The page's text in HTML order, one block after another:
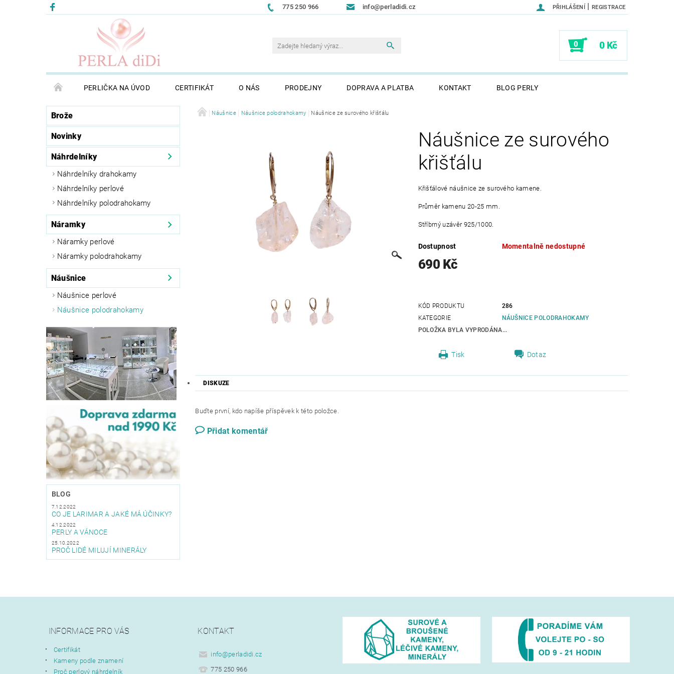
775 250 966 info@perladidi.cz PŘIHLÁŠENÍ | REGISTRACE
0 0 Kč
PERLIČKA NA ÚVOD CERTIFIKÁT O NÁS PRODEJNY DOPRAVA A PLATBA KONTAKT BLOG PERLY
Brože
Náhrdelníky
Náhrdelníky drahokamy
Náhrdelníky perlové
Náhrdelníky polodrahokamy
Náramky
Náramky perlové
Náramky polodrahokamy
Náušnice
Náušnice perlové
Náušnice polodrahokamy
Novinky
BLOG
7.12.2022
CO JE LARIMAR A JAKÉ MÁ ÚČINKY?
4.12.2022
PERLY A VÁNOCE
25.10.2022
PROČ LIDÉ MILUJÍ MINERÁLY
Náušnice Náušnice polodrahokamy Náušnice ze surového křišťálu
Náušnice ze surového
křišťálu
Křišťálové náušnice ze surového kamene.
Průměr kamenu 20-25 mm.
Stříbrný uzávěr 925/1000.
Dostupnost Momentalně nedostupné
690 Kč
KÓD PRODUKTU
286
KATEGORIE
NÁUŠNICE POLODRAHOKAMY
POLOŽKA BYLA VYPRODÁNA...
Tisk Dotaz
DISKUZE
Buďte první, kdo napíše příspěvek k této položce.
Přidat komentář
INFORMACE PRO VÁS
Certifikát
Kameny podle znamení
Proč perlový náhrdelník
KONTAKT
info@perladidi.cz
775 250 966